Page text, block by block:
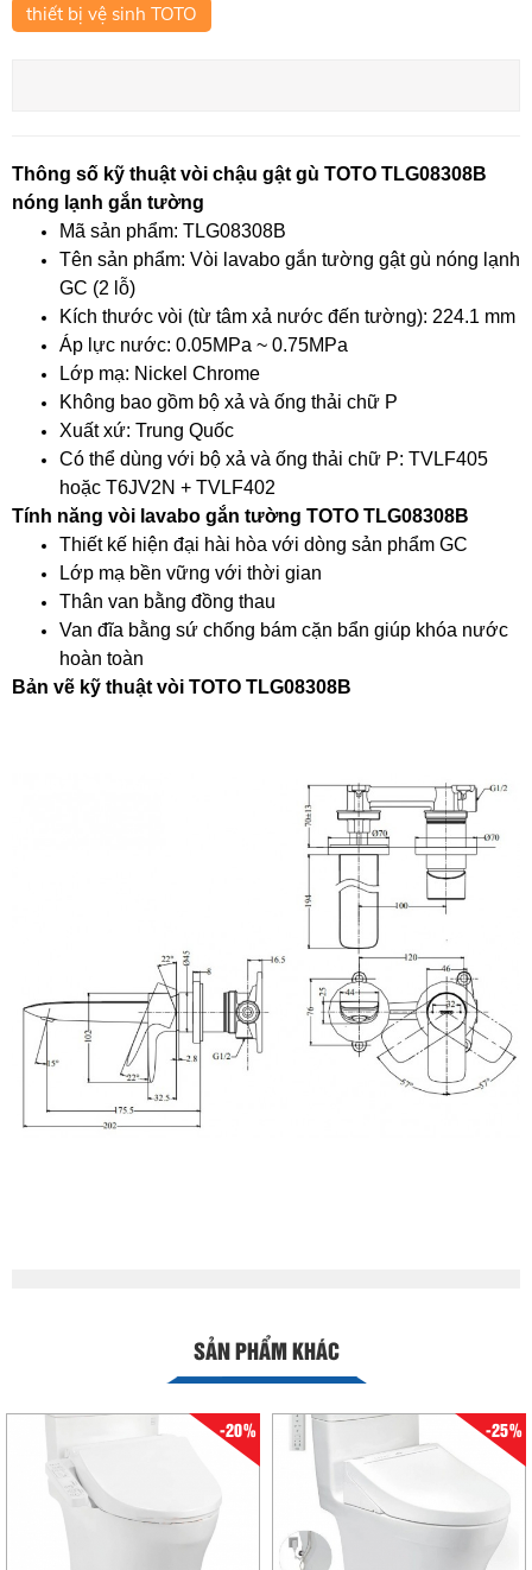
thiết bị vệ sinh TOTO
Thông số kỹ thuật vòi chậu gật gù TOTO TLG08308B
nóng lạnh gắn tường
Mã sản phẩm: TLG08308B
Tên sản phẩm: Vòi lavabo gắn tường gật gù nóng lạnh
GC (2 lỗ)
Kích thước vòi (từ tâm xả nước đến tường): 224.1 mm
Áp lực nước: 0.05MPa ~ 0.75MPa
Lớp mạ: Nickel Chrome
Không bao gồm bộ xả và ống thải chữ P
Xuất xứ: Trung Quốc
Có thể dùng với bộ xả và ống thải chữ P: TVLF405
hoặc T6JV2N + TVLF402
Tính năng vòi lavabo gắn tường TOTO TLG08308B
Thiết kế hiện đại hài hòa với dòng sản phẩm GC
Lớp mạ bền vững với thời gian
Thân van bằng đồng thau
Van đĩa bằng sứ chống bám cặn bẩn giúp khóa nước
hoàn toàn
Bản vẽ kỹ thuật vòi TOTO TLG08308B
SẢN PHẨM KHÁC
-20% -25%